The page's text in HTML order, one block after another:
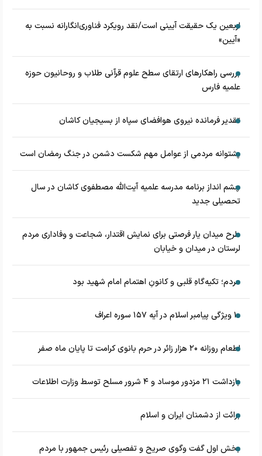
اربعین یک حقیقت آیینی است/نقد رویکرد فناوری‌انگارانه نسبت به
«آیین»
بررسی راهکارهای ارتقای سطح علوم قرآنی طلاب و روحانیون حوزه
علمیه فارس
تقدیر فرمانده نیروی هوافضای سپاه از بسیجیان کاشان
پشتوانه مردمی از عوامل مهم شکست دشمن در جنگ رمضان است
چشم‌ انداز برنامه مدرسه علمیه آیت‌الله مصطفوی کاشان در سال
تحصیلی جدید
طرح میدان یار فرصتی برای نمایش اقتدار، شجاعت و وفاداری مردم
لرستان در میدان و خیابان
مردم؛ تکیه‌گاهِ قلبی و کانونِ اهتمام امام شهید بود
۱۰ ویژگی پیامبر اسلام در آیه ۱۵۷ سوره اعراف
اطعام روزانه ۲۰ هزار زائر در حرم بانوی کرامت تا پایان ماه صفر
بازداشت ۲۱ مزدور موساد و ۴ شرور مسلح توسط وزارت اطلاعات
برائت از دشمنان ایران و اسلام
بخش اول گفت وگوی صریح و تفصیلی رئیس جمهور با مردم